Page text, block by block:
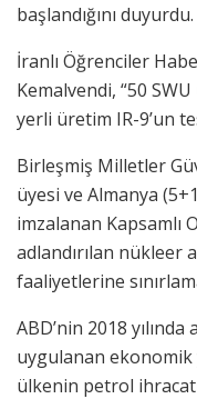
başlandığını duyurdu.
İranlı Öğrenciler
Kemalvendi, “50
yerli üretim IR-9’un
Birleşmiş Milletler
üyesi ve Almanya
imzalanan Kapsamlı
adlandırılan nükleer
faaliyetlerine
ABD’nin 2018
uygulanan ekonomik
ülkenin petrol